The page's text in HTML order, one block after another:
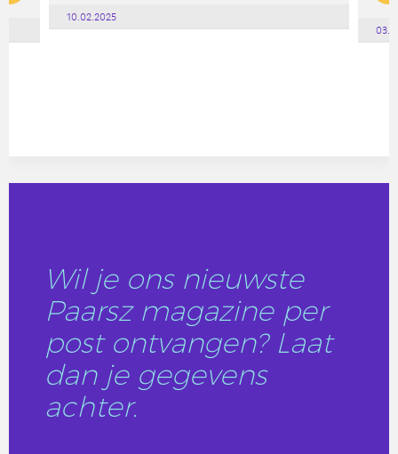
10.02.2025
Wil je ons nieuwste
Paarsz magazine per
post ontvangen? Laat
dan je gegevens
achter.